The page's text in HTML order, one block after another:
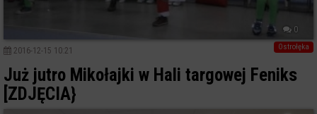
0
Ostrołęka
2016-12-15 10:21
Już jutro Mikołajki w Hali targowej Feniks
[ZDJĘCIA}